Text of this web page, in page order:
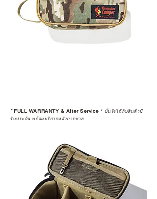
*FULL WARRANTY & After Service * มั่นใจได้กับสินค้ามี
รับประกัน พร้อมบริการหลังการขาย